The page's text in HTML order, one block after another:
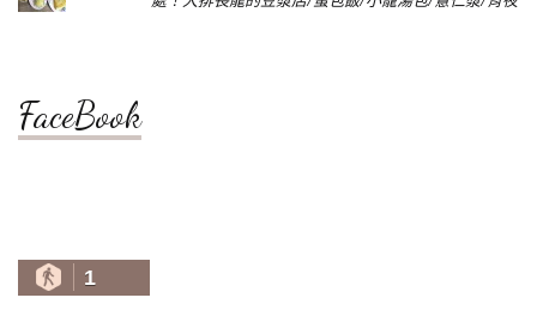
FaceBook
1